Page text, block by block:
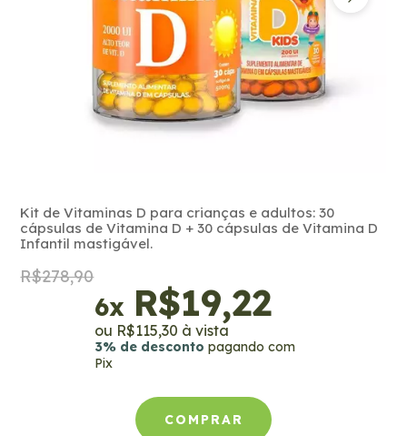
Kit de Vitaminas D para crianças e adultos: 30
cápsulas de Vitamina D + 30 cápsulas de Vitamina D
Infantil mastigável.
R$278,90
6x R$19,22
3% de desconto pagando com
Pix
R$115,30